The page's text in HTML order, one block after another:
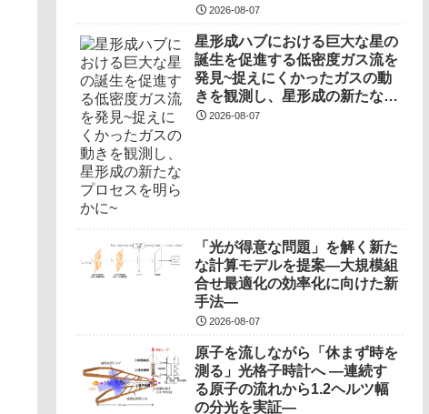
発～2026-08-07
星形成ハブにおける巨大な星の
誕生を促進する低密度ガス流を
発見~捉えにくかったガスの動
きを観測し、星形成の新たなプ
ロセスを明らかに~
2026-08-07
「光が得意な問題」を解く新た
な計算モデルを提案―大規模組
合せ最適化の効率化に向けた新
手法―
2026-08-07
原子を流しながら「休まず時を
測る」光格子時計へ ―連続す
る原子の流れから1.2ヘルツ幅
の分光を実証―